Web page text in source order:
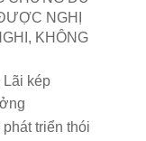
NGHỊ
KHÔNG
Lãi kép
triển thói